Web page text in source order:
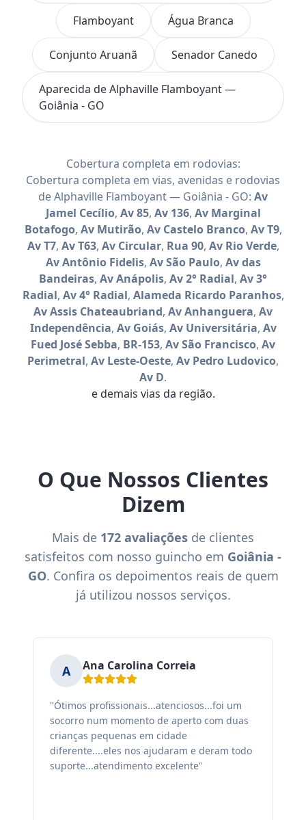
Flamboyant Água Branca
Conjunto Aruanã Senador Canedo
Aparecida de Alphaville Flamboyant —
Goiânia - GO
Cobertura completa em rodovias:
Cobertura completa em vias, avenidas e rodovias
de Alphaville Flamboyant — Goiânia - GO: Av
Jamel Cecílio, Av 85, Av 136, Av Marginal
Botafogo, Av Mutirão, Av Castelo Branco, Av T9,
Av T7, Av T63, Av Circular, Rua 90, Av Rio Verde,
Av Antônio Fidelis, Av São Paulo, Av das
Bandeiras, Av Anápolis, Av 2° Radial, Av 3°
Radial, Av 4° Radial, Alameda Ricardo Paranhos,
Av Assis Chateaubriand, Av Anhanguera, Av
Independência, Av Goiás, Av Universitária, Av
Fued José Sebba, BR-153, Av São Francisco, Av
Perimetral, Av Leste-Oeste, Av Pedro Ludovico,
Av D.
e demais vias da região.
O Que Nossos Clientes
Dizem
Mais de 172 avaliações de clientes
satisfeitos com nosso guincho em Goiânia -
GO. Confira os depoimentos reais de quem
já utilizou nossos serviços.
A Ana Carolina Correia
"Ótimos profissionais...atenciosos...foi um
socorro num momento de aperto com duas
crianças pequenas em cidade
diferente....eles nos ajudaram e deram todo
suporte...atendimento excelente"